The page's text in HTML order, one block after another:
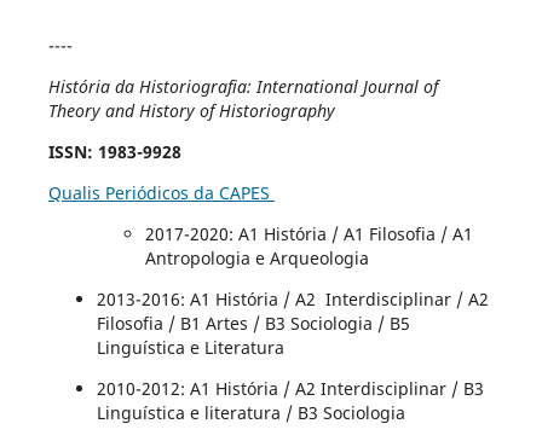
----
História da Historiografia: International Journal of
Theory and History of Historiography
ISSN: 1983-9928
Qualis Periódicos da CAPES
2017-2020: A1 História / A1 Filosofia / A1
Antropologia e Arqueologia
2013-2016: A1 História / A2 Interdisciplinar / A2
Filosofia / B1 Artes / B3 Sociologia / B5
Linguística e Literatura
2010-2012: A1 História / A2 Interdisciplinar / B3
Linguística e literatura / B3 Sociologia